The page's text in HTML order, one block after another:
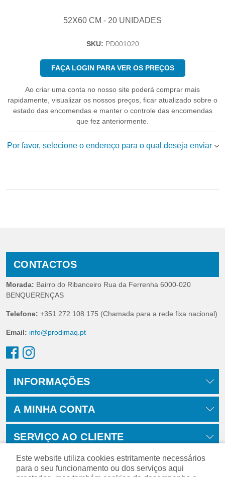
52X60 CM - 20 UNIDADES
SKU: PD001020
FAÇA LOGIN PARA VER OS PREÇOS
Ao criar uma conta no nosso site poderá comprar mais
rapidamente, visualizar os nossos preços, ficar atualizado sobre o
estado das encomendas e manter o controle das encomendas
que fez anteriormente.
Por favor, selecione o endereço para o qual deseja enviar
CONTACTOS
Morada: Bairro do Ribanceiro Rua da Ferrenha 6000-020
BENQUERENÇAS
Telefone: +351 272 108 175 (Chamada para a rede fixa nacional)
Email: info@prodimaq.pt
INFORMAÇÕES
A MINHA CONTA
SERVIÇO AO CLIENTE
Este website utiliza cookies estritamente necessários
para o seu funcionamento ou dos serviços aqui